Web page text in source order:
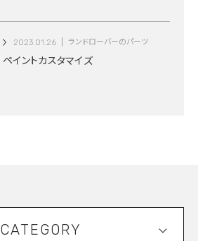
2023.01.26 ランドローバーのパーツ
ペイントカスタマイズ
CATEGORY